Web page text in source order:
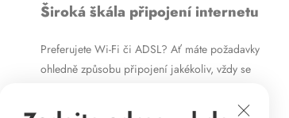
Široká škála připojení internetu
Preferujete Wi-Fi či ADSL? Ať máte požadavky
ohledně způsobu připojení jakékoliv, vždy se
vysokorychlostního ADSL internetu nabízíme